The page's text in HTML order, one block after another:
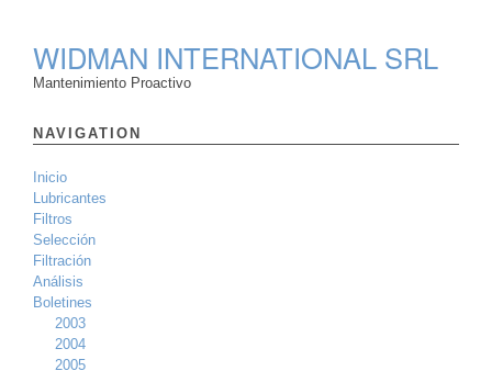
WIDMAN INTERNATIONAL SRL
Mantenimiento Proactivo
NAVIGATION
Inicio
Lubricantes
Filtros
Selección
Filtración
Análisis
Boletines
2003
2004
2005